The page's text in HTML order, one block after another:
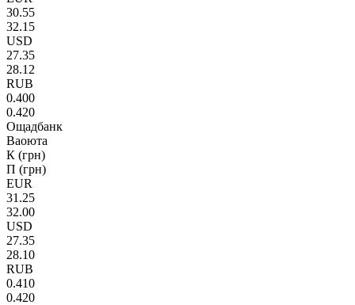
30.55
32.15
USD
27.35
28.12
RUB
0.400
0.420
Ощадбанк
Ваоюта
К (грн)
П (грн)
EUR
31.25
32.00
USD
27.35
28.10
RUB
0.410
0.420